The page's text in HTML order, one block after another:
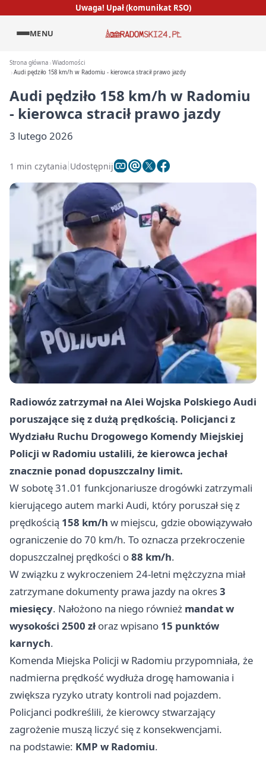
Uwaga! Upał (komunikat RSO)
MENU
Strona główna Wiadomości
Audi pędziło 158 km/h w Radomiu - kierowca stracił prawo jazdy
Audi pędziło 158 km/h w Radomiu
- kierowca stracił prawo jazdy
3 lutego 2026
1 min czytania Udostępnij
Radiowóz zatrzymał na Alei Wojska Polskiego Audi
poruszające się z dużą prędkością. Policjanci z
Wydziału Ruchu Drogowego Komendy Miejskiej
Policji w Radomiu ustalili, że kierowca jechał
znacznie ponad dopuszczalny limit.
W sobotę 31.01 funkcjonariusze drogówki zatrzymali
kierującego autem marki Audi, który poruszał się z
prędkością 158 km/h w miejscu, gdzie obowiązywało
ograniczenie do 70 km/h. To oznacza przekroczenie
dopuszczalnej prędkości o88 km/h.
W związku z wykroczeniem 24-letni mężczyzna miał
zatrzymane dokumenty prawa jazdy na okres3
miesięcy. Nałożono na niego również mandat w
wysokości 2500 zł oraz wpisano 15 punktów
karnych.
Komenda Miejska Policji w Radomiu przypomniała, że
nadmierna prędkość wydłuża drogę hamowania i
zwiększa ryzyko utraty kontroli nad pojazdem.
Policjanci podkreślili, że kierowcy stwarzający
zagrożenie muszą liczyć się z konsekwencjami.
na podstawie: KMP w Radomiu.